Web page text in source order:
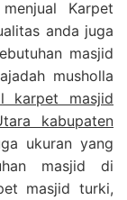
Karpet
anda juga
masjid
musholla
karpet masjid
kabupaten
ukuran yang
masjid di
masjid turki,